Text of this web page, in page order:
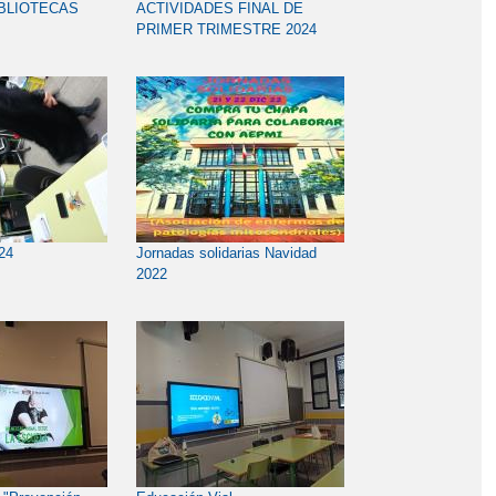
ACTIVIDADES FINAL DE
PRIMER TRIMESTRE 2024
Jornadas solidarias Navidad
2022